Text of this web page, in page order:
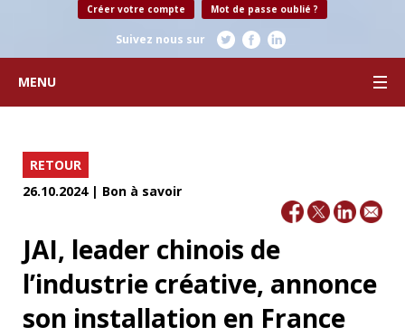
Créer votre compte Mot de passe oublié ?
Suivez nous sur
MENU
RETOUR
26.10.2024 | Bon à savoir
JAI, leader chinois de
l’industrie créative, annonce
son installation en France